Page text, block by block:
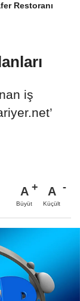
Restoranı
iş
A
Büyüt
A
Küçült